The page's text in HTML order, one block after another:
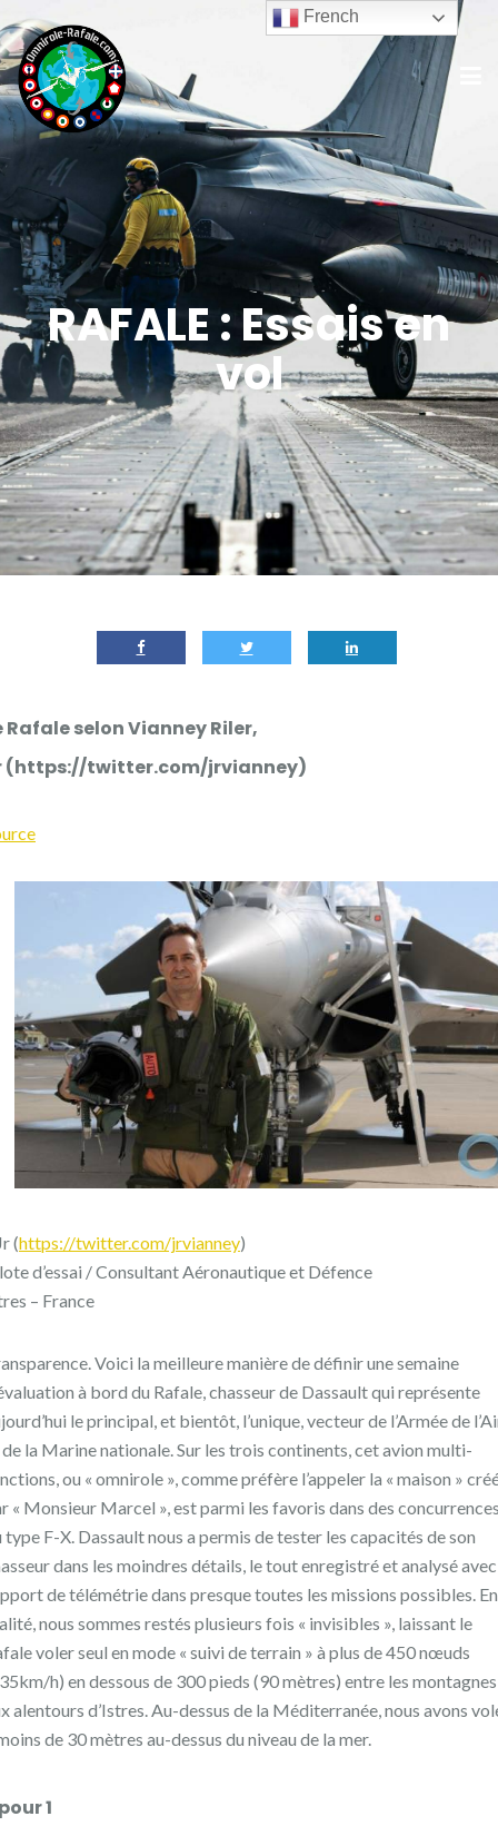
RAFALE : Essais en
vol
Rafale selon Vianney Riler,
(https://twitter.com/jrvianney)
(https://twitter.com/jrvianney)
d’essai / Consultant Aéronautique et Défence
– France
Voici la meilleure manière de définir une semaine
à bord du Rafale, chasseur de Dassault qui représente
le principal, et bientôt, l’unique, vecteur de l’Armée de
la Marine nationale. Sur les trois continents, cet avion multi-
ou « omnirole », comme préfère l’appeler la « maison »
« Monsieur Marcel », est parmi les favoris dans des
type F-X. Dassault nous a permis de tester les capacités de son
dans les moindres détails, le tout enregistré et analysé
de télémétrie dans presque toutes les missions possibles. En
nous sommes restés plusieurs fois « invisibles », laissant le
voler seul en mode « suivi de terrain » à plus de 450 nœuds
h) en dessous de 300 pieds (90 mètres) entre les montagnes
alentours d’Istres. Au-dessus de la Méditerranée, nous avons
de 30 mètres au-dessus du niveau de la mer.
1
French